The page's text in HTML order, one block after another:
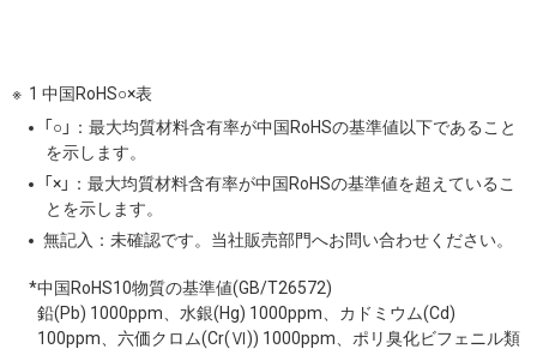
1 中国RoHS○×表
「○」：最大均質材料含有率が中国RoHSの基準値以下であること
を示します。
「×」：最大均質材料含有率が中国RoHSの基準値を超えているこ
とを示します。
無記入：未確認です。当社販売部門へお問い合わせください。
*中国RoHS10物質の基準値(GB/T26572)
鉛(Pb) 1000ppm、水銀(Hg) 1000ppm、カドミウム(Cd)
100ppm、六価クロム(Cr(Ⅵ)) 1000ppm、ポリ臭化ビフェニル類